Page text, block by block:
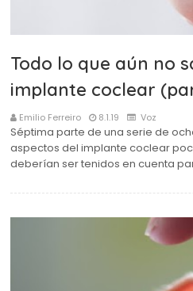
Todo lo que aún no
implante coclear
Emilio Ferreiro 8.1.19 Voz
Séptima parte de una serie de
aspectos del implante coclear
deberían ser tenidos en cuenta